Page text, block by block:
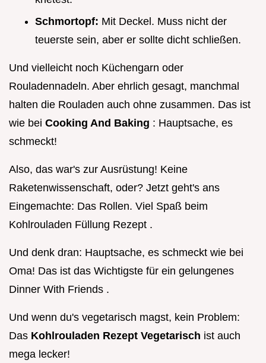
Schmortopf: Mit Deckel. Muss nicht der
teuerste sein, aber er sollte dicht schließen.
Und vielleicht noch Küchengarn oder
Rouladennadeln. Aber ehrlich gesagt, manchmal
halten die Rouladen auch ohne zusammen. Das ist
wie bei Cooking And Baking : Hauptsache, es
schmeckt!
Also, das war's zur Ausrüstung! Keine
Raketenwissenschaft, oder? Jetzt geht's ans
Eingemachte: Das Rollen. Viel Spaß beim
Kohlrouladen Füllung Rezept .
Und denk dran: Hauptsache, es schmeckt wie bei
Oma! Das ist das Wichtigste für ein gelungenes
Dinner With Friends .
Und wenn du's vegetarisch magst, kein Problem:
Das Kohlrouladen Rezept Vegetarisch ist auch
mega lecker!